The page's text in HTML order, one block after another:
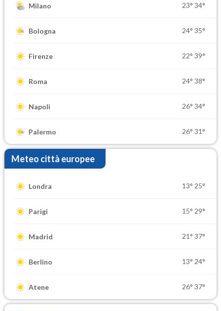
Milano 23° 34°
Bologna 24° 35°
Firenze 22° 39°
Roma 24° 38°
Napoli 26° 34°
Palermo 26° 31°
Meteo città europee
Londra 13° 25°
Parigi 15° 29°
Madrid 21° 37°
Berlino 13° 24°
Atene 26° 37°